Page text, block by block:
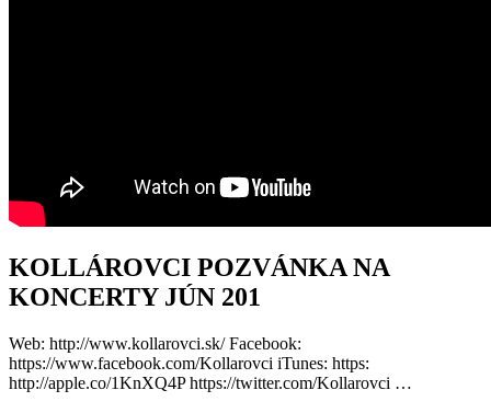
KOLLÁROVCI POZVÁNKA NA
KONCERTY JÚN 201
Web: http://www.kollarovci.sk/ Facebook:
https://www.facebook.com/Kollarovci iTunes: https:
http://apple.co/1KnXQ4P https://twitter.com/Kollarovci …